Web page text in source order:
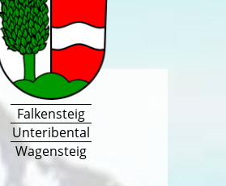
Falkensteig
Unteribental
Wagensteig